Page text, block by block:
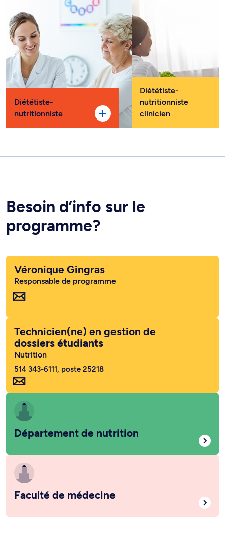
Diététiste-
nutritionniste
Diététiste-
nutritionniste
clinicien
Besoin d’info sur le
programme?
Véronique Gingras
Responsable de programme
Technicien(ne) en gestion de
dossiers étudiants
Nutrition
514 343-6111, poste 25218
Département de nutrition
Faculté de médecine